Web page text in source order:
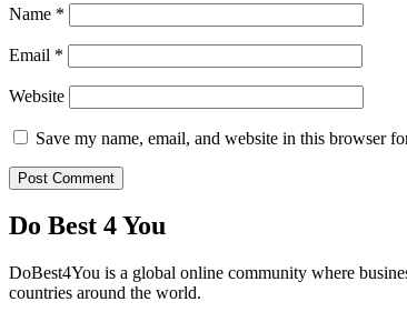
Name *
Email *
Website
Save my name, email, and website in this browser
Do Best 4 You
DoBest4You is a global online community where
countries around the world.